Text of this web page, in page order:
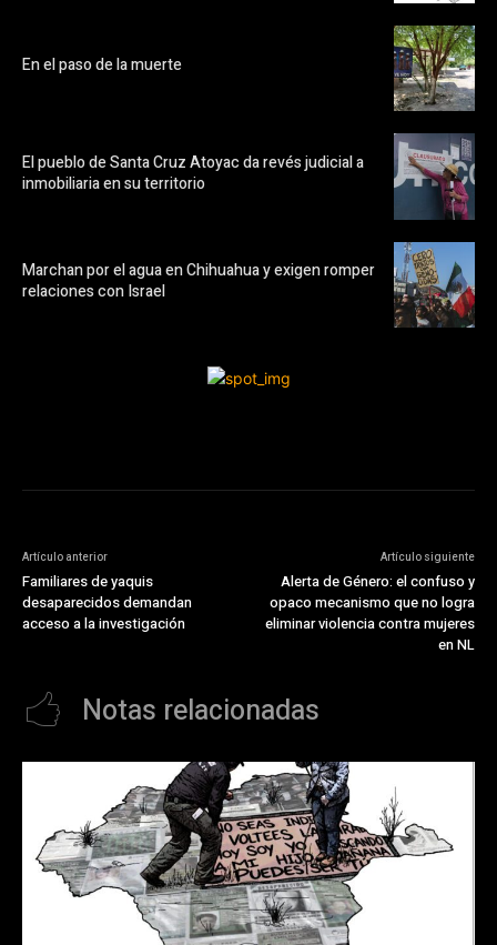
En el paso de la muerte
El pueblo de Santa Cruz Atoyac da revés judicial a
inmobiliaria en su territorio
Marchan por el agua en Chihuahua y exigen romper
relaciones con Israel
Artículo anterior
Familiares de yaquis
desaparecidos demandan
acceso a la investigación
Artículo siguiente
Alerta de Género: el confuso y
opaco mecanismo que no logra
eliminar violencia contra mujeres
en NL
Notas relacionadas